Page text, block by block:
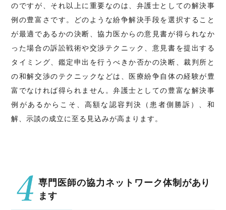
のですが、それ以上に重要なのは、弁護士としての解決事
例の豊富さです。どのような紛争解決手段を選択すること
が最適であるかの決断、協力医からの意見書が得られなか
った場合の訴訟戦術や交渉テクニック、意見書を提出する
タイミング、鑑定申出を行うべきか否かの決断、裁判所と
の和解交渉のテクニックなどは、医療紛争自体の経験が豊
富でなければ得られません。弁護士としての豊富な解決事
例があるからこそ、高額な認容判決（患者側勝訴）、和
解、示談の成立に至る見込みが高まります。
専門医師の協力ネットワーク体制があり
ます